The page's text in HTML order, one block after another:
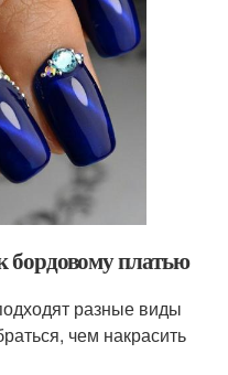
бордовому платью
разные виды
чем накрасить